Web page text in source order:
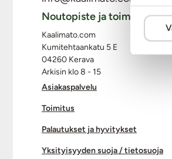
Asiakaspalvelu
Toimitus
Palautukset ja hyvitykset
Yksityisyyden suoja / tietosuoja
Noutopiste ja toimisto
Kaalimato.com
Kumitehtaankatu 5 E
04260 Kerava
Arkisin klo 8 - 15